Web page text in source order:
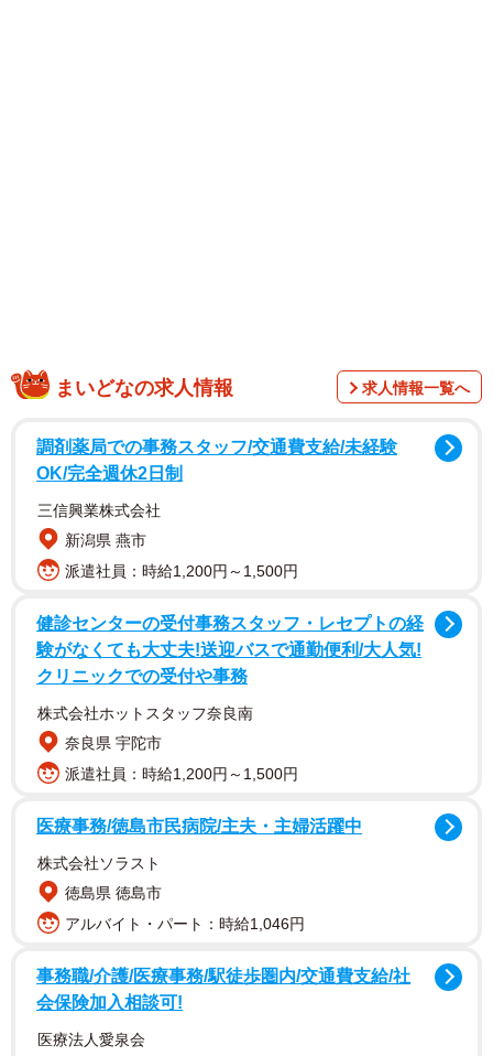
「妊娠してしまう…」 子猫の保護を決意
飯を食べるあんこちゃん（画像提供：しじみとんさん）
当時、飼い主さんの家には、先住の元保護猫「しじみ」ち
ゃんと「みとん」ちゃんが暮らしていました。家族のなか
には「猫を保護するのはこの子で終わり」という暗黙の了
ない出会いが―。
「近所で、足どりのおぼつかない猫を見かけるようになり
まいどなの求人情報 求人情報一覧へ
調剤薬局での事務スタッフ/交通費支給/未経験
OK/完全週休2日制
三信興業株式会社
新潟県 燕市
派遣社員：時給1,200円～1,500円
健診センターの受付事務スタッフ・レセプトの経
験がなくても大丈夫!送迎バスで通勤便利/大人気!
クリニックでの受付や事務
株式会社ホットスタッフ奈良南
奈良県 宇陀市
派遣社員：時給1,200円～1,500円
医療事務/徳島市民病院/主夫・主婦活躍中
株式会社ソラスト
徳島県 徳島市
アルバイト・パート：時給1,046円
事務職/介護/医療事務/駅徒歩圏内/交通費支給/社
会保険加入相談可!
医療法人愛泉会